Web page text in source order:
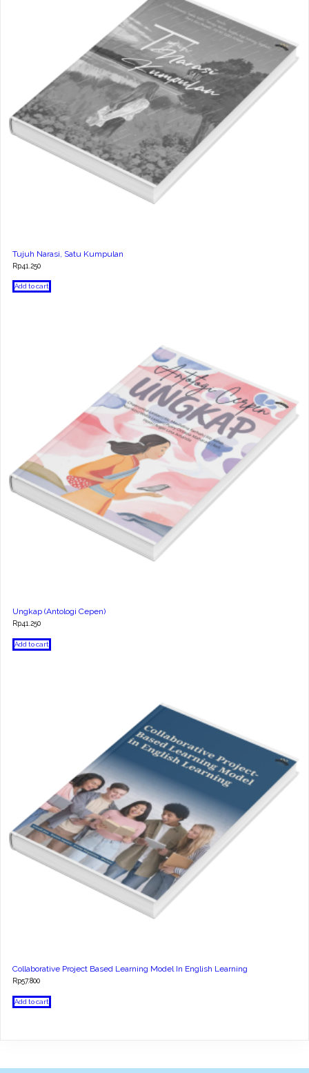
Tujuh Narasi, Satu Kumpulan
Rp41.250
Add to cart
Ungkap (Antologi Cepen)
Rp41.250
Add to cart
Collaborative Project Based Learning Model In English Learning
Rp57.800
Add to cart